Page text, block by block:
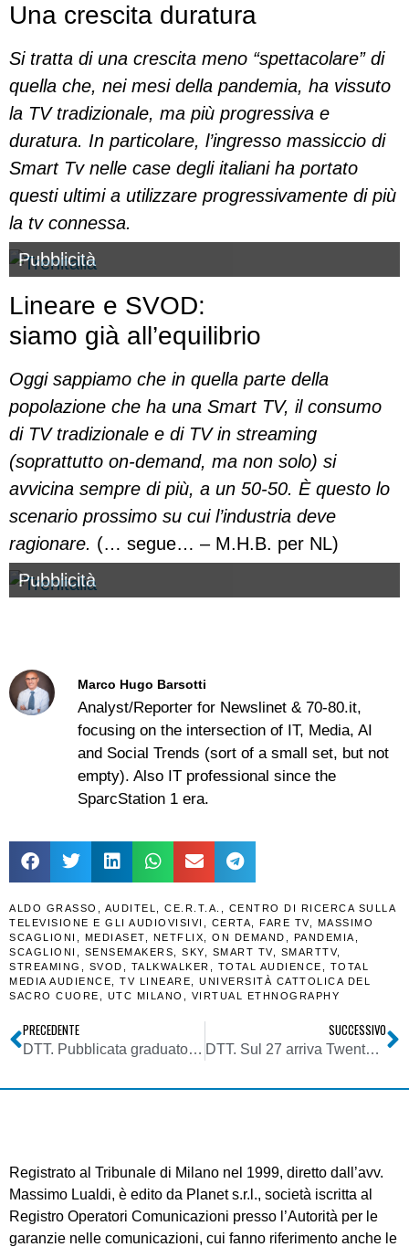
Una crescita duratura
Si tratta di una crescita meno “spettacolare” di
quella che, nei mesi della pandemia, ha vissuto
la TV tradizionale, ma più progressiva e
duratura. In particolare, l’ingresso massiccio di
Smart Tv nelle case degli italiani ha portato
questi ultimi a utilizzare progressivamente di più
la tv connessa.
Pubblicità
Lineare e SVOD:
siamo già all’equilibrio
Oggi sappiamo che in quella parte della
popolazione che ha una Smart TV, il consumo
di TV tradizionale e di TV in streaming
(soprattutto on-demand, ma non solo) si
avvicina sempre di più, a un 50-50. È questo lo
scenario prossimo su cui l’industria deve
ragionare. (… segue… – M.H.B. per NL)
Pubblicità
Marco Hugo Barsotti
Analyst/Reporter for Newslinet & 70-80.it,
focusing on the intersection of IT, Media, AI
and Social Trends (sort of a small set, but not
empty). Also IT professional since the
SparcStation 1 era.
ALDO GRASSO AUDITEL CE.R.T.A.
CENTRO DI RICERCA SULLA
TELEVISIONE E GLI AUDIOVISIVI
CERTA FARE TV, MASSIMO
SCAGLIONI
MEDIASET NETFLIX ON DEMAND PANDEMIA
SCAGLIONI
SENSEMAKERS SKY SMART TV, SMARTTV,
STREAMING
SVOD TALKWALKER TOTAL AUDIENCE
TOTAL
MEDIA AUDIENCE
TV LINEARE
UNIVERSITÀ CATTOLICA DEL
SACRO CUORE
UTC MILANO VIRTUAL ETHNOGRAPHY
PRECEDENTE
DTT. Pubblicata graduatoria definitiva LCN AT03 (Lombardia e Piemonte orientale). Ecco come cambia il quadro dei numeri del telecomando
SUCCESSIVO
DTT. Sul 27 arriva Twenty Seven al posto di Paramount Channel. Mediaset prende atto che la tv free to air è per gli over 50 (o forse 60)
Registrato al Tribunale di Milano nel 1999, diretto dall’avv.
Massimo Lualdi, è edito da Planet s.r.l., società iscritta al
Registro Operatori Comunicazioni presso l’Autorità per le
garanzie nelle comunicazioni, cui fanno riferimento anche le